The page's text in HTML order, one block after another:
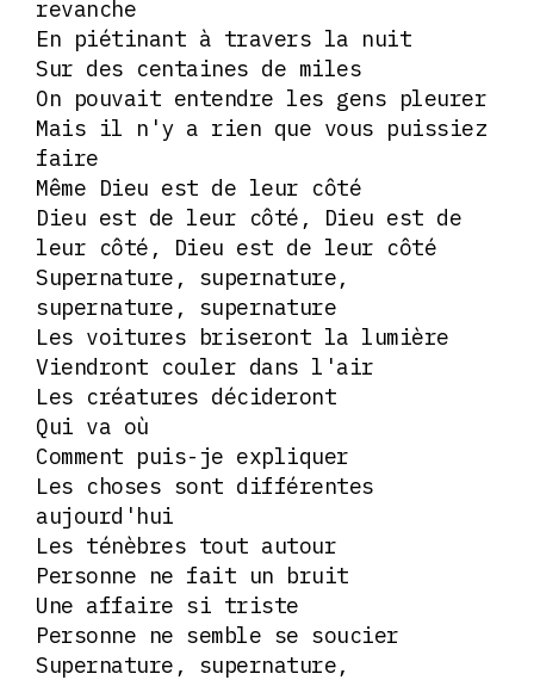
revanche
En piétinant à travers la nuit
Sur des centaines de miles
On pouvait entendre les gens pleurer
Mais il n'y a rien que vous puissiez
faire
Même Dieu est de leur côté
Dieu est de leur côté, Dieu est de
leur côté, Dieu est de leur côté
Supernature, supernature,
supernature, supernature
Les voitures briseront la lumière
Viendront couler dans l'air
Les créatures décideront
Qui va où
Comment puis-je expliquer
Les choses sont différentes
aujourd'hui
Les ténèbres tout autour
Personne ne fait un bruit
Une affaire si triste
Personne ne semble se soucier
Supernature, supernature,